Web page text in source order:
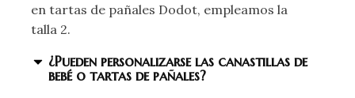
en tartas de pañales Dodot, empleamos la
talla 2.
¿Pueden personalizarse las canastillas de
bebé o tartas de pañales?